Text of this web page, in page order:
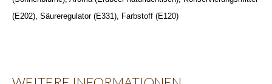
(E202), Säureregulator (E331), Farbstoff (E120)